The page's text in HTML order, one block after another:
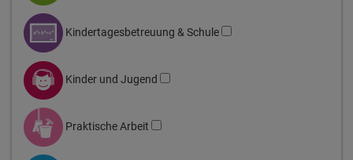
Kindertagesbetreuung & Schule
Kinder und Jugend
Praktische Arbeit